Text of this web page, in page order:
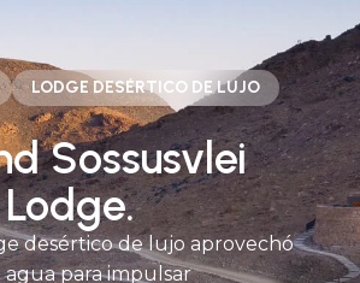
LODGE DESÉRTICO DE LUJO
Sossusvlei
desértico de lujo aprovechó
para impulsar